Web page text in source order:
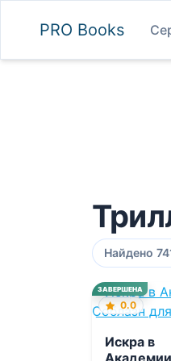
PRO Books
Найдено
ЗАВЕРШЕНА
0.0
Искра в